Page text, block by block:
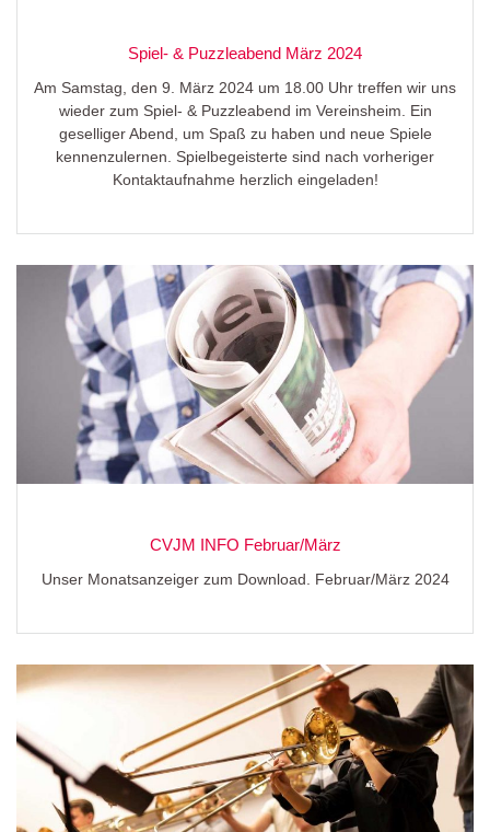
Spiel- & Puzzleabend März 2024
Am Samstag, den 9. März 2024 um 18.00 Uhr treffen wir uns
wieder zum Spiel- & Puzzleabend im Vereinsheim. Ein
geselliger Abend, um Spaß zu haben und neue Spiele
kennenzulernen. Spielbegeisterte sind nach vorheriger
Kontaktaufnahme herzlich eingeladen!
CVJM INFO Februar/März
Unser Monatsanzeiger zum Download. Februar/März 2024